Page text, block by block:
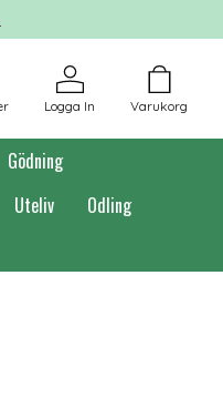
Varukorg
Logga In
Gödning
Uteliv
Odling